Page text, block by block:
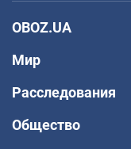
OBOZ.UA
Мир
Расследования
Общество